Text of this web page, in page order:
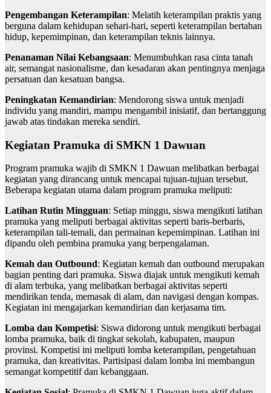
Pengembangan Keterampilan: Melatih keterampilan praktis yang
berguna dalam kehidupan sehari-hari, seperti keterampilan bertahan
hidup, kepemimpinan, dan keterampilan teknis lainnya.
Penanaman Nilai Kebangsaan: Menumbuhkan rasa cinta tanah
air, semangat nasionalisme, dan kesadaran akan pentingnya menjaga
persatuan dan kesatuan bangsa.
Peningkatan Kemandirian: Mendorong siswa untuk menjadi
individu yang mandiri, mampu mengambil inisiatif, dan bertanggung
jawab atas tindakan mereka sendiri.
Kegiatan Pramuka di SMKN 1 Dawuan
Program pramuka wajib di SMKN 1 Dawuan melibatkan berbagai
kegiatan yang dirancang untuk mencapai tujuan-tujuan tersebut.
Beberapa kegiatan utama dalam program pramuka meliputi:
Latihan Rutin Mingguan: Setiap minggu, siswa mengikuti latihan
pramuka yang meliputi berbagai aktivitas seperti baris-berbaris,
keterampilan tali-temali, dan permainan kepemimpinan. Latihan ini
dipandu oleh pembina pramuka yang berpengalaman.
Kemah dan Outbound: Kegiatan kemah dan outbound merupakan
bagian penting dari pramuka. Siswa diajak untuk mengikuti kemah
di alam terbuka, yang melibatkan berbagai aktivitas seperti
mendirikan tenda, memasak di alam, dan navigasi dengan kompas.
Kegiatan ini mengajarkan kemandirian dan kerjasama tim.
Lomba dan Kompetisi: Siswa didorong untuk mengikuti berbagai
lomba pramuka, baik di tingkat sekolah, kabupaten, maupun
provinsi. Kompetisi ini meliputi lomba keterampilan, pengetahuan
pramuka, dan kreativitas. Partisipasi dalam lomba ini membangun
semangat kompetitif dan kebanggaan.